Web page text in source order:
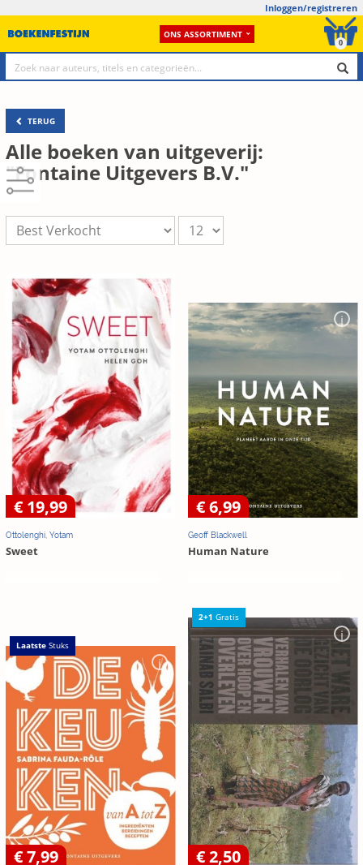
Inloggen/registreren
ONS ASSORTIMENT
0
TERUG
Alle boeken van uitgeverij:
"Fontaine Uitgevers B.V."
€ 19,99
Ottolenghi, Yotam
Sweet
€ 6,99
Geoff Blackwell
Human Nature
LaatsteStuks
€ 7,99
2+1 Gratis
€ 2,50